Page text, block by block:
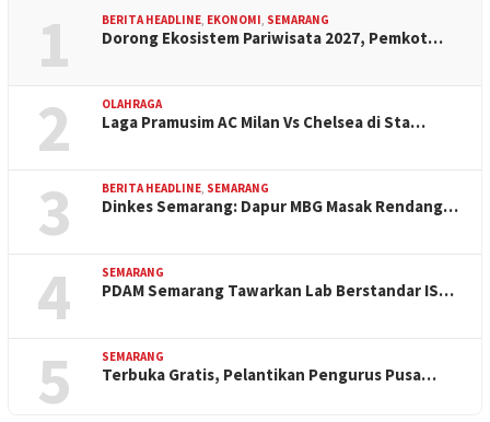
1 BERITA HEADLINE EKONOMI SEMARANG
Dorong Ekosistem Pariwisata 2027, Pemkot…
2 OLAHRAGA
Laga Pramusim AC Milan Vs Chelsea di Sta…
3 BERITA HEADLINE SEMARANG
Dinkes Semarang: Dapur MBG Masak Rendang…
4 SEMARANG
PDAM Semarang Tawarkan Lab Berstandar IS…
5 SEMARANG
Terbuka Gratis, Pelantikan Pengurus Pusa…